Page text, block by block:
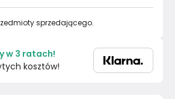
sprzedającego.
w 3 ratach!
kosztów!